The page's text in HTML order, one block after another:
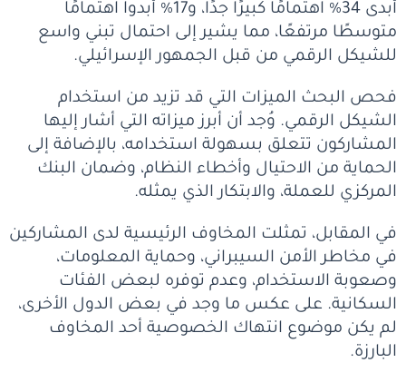
أبدى 34% اهتمامًا كبيرًا جدًا، و17% أبدوا اهتمامًا
متوسطًا مرتفعًا، مما يشير إلى احتمال تبني واسع
للشيكل الرقمي من قبل الجمهور الإسرائيلي.
فحص البحث الميزات التي قد تزيد من استخدام
الشيكل الرقمي. وُجد أن أبرز ميزاته التي أشار إليها
المشاركون تتعلق بسهولة استخدامه، بالإضافة إلى
الحماية من الاحتيال وأخطاء النظام، وضمان البنك
المركزي للعملة، والابتكار الذي يمثله.
في المقابل، تمثلت المخاوف الرئيسية لدى المشاركين
في مخاطر الأمن السيبراني، وحماية المعلومات،
وصعوبة الاستخدام، وعدم توفره لبعض الفئات
السكانية. على عكس ما وجد في بعض الدول الأخرى،
لم يكن موضوع انتهاك الخصوصية أحد المخاوف
البارزة.